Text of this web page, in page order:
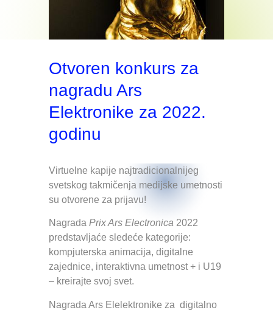
Otvoren konkurs za
nagradu Ars
Elektronike za 2022.
godinu
Virtuelne kapije najtradicionalnijeg
svetskog takmičenja medijske umetnosti
su otvorene za prijavu!
Nagrada Prix Ars Electronica 2022
predstavljaće sledeće kategorije:
kompjuterska animacija, digitalne
zajednice, interaktivna umetnost + i U19
– kreirajte svoj svet.
Nagrada Ars Elelektronike za digitalno